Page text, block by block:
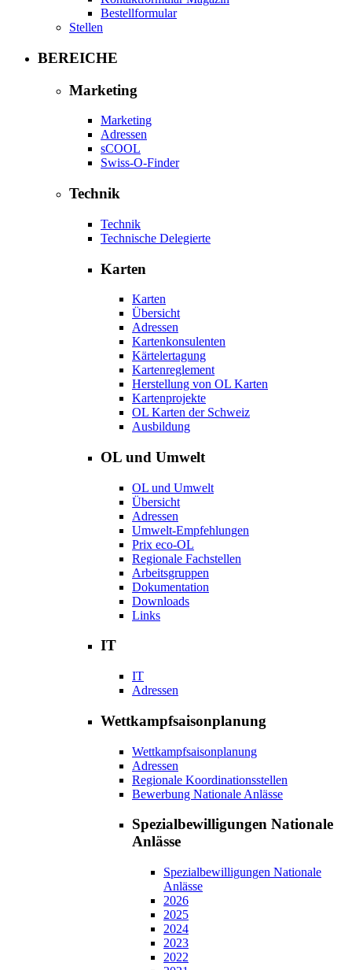
Bestellformular
Stellen
BEREICHE
Marketing
Marketing
Adressen
sCOOL
Swiss-O-Finder
Technik
Technik
Technische Delegierte
Karten
Karten
Übersicht
Adressen
Kartenkonsulenten
Kärtelertagung
Kartenreglement
Herstellung von OL Karten
Kartenprojekte
OL Karten der Schweiz
Ausbildung
OL und Umwelt
OL und Umwelt
Übersicht
Adressen
Umwelt-Empfehlungen
Prix eco-OL
Regionale Fachstellen
Arbeitsgruppen
Dokumentation
Downloads
Links
IT
IT
Adressen
Wettkampfsaisonplanung
Wettkampfsaisonplanung
Adressen
Regionale Koordinationsstellen
Bewerbung Nationale Anlässe
Spezialbewilligungen Nationale
Anlässe
Spezialbewilligungen Nationale
Anlässe
2026
2025
2024
2023
2022